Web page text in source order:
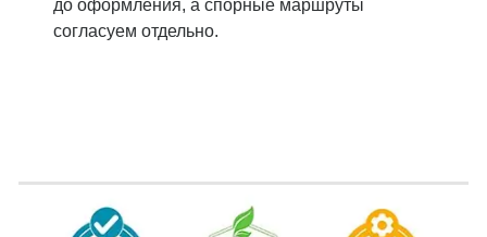
до оформления, а спорные маршруты
согласуем отдельно.